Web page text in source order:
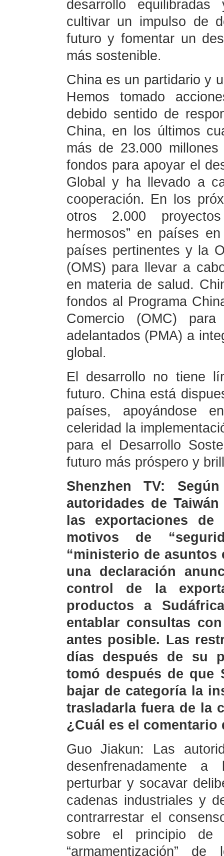
desarrollo equilibradas
cultivar un impulso de
futuro y fomentar un
más sostenible.
China es un partidario y
Hemos tomado
debido sentido de
China, en los últimos
más de 23.000
fondos para apoyar el
Global y ha llevado a
cooperación. En los
otros 2.000
hermosos” en países
países pertinentes y la
(OMS) para llevar a
en materia de salud.
fondos al Programa
Comercio (OMC)
adelantados (PMA) a
global.
El desarrollo no tiene
futuro. China está
países, apoyándose
celeridad la
para el Desarrollo
futuro más próspero y
Shenzhen TV:
autoridades de
las exportaciones
motivos de
“ministerio de asuntos
una declaración
control de la
productos a
entablar consultas
antes posible. Las
días después de su
tomó después de que
bajar de categoría la
trasladarla fuera de la
¿Cuál es el comentario
Guo Jiakun: Las
desenfrenadamente
perturbar y socavar
cadenas industriales y
contrarrestar el
sobre el principio de
“armamentización”